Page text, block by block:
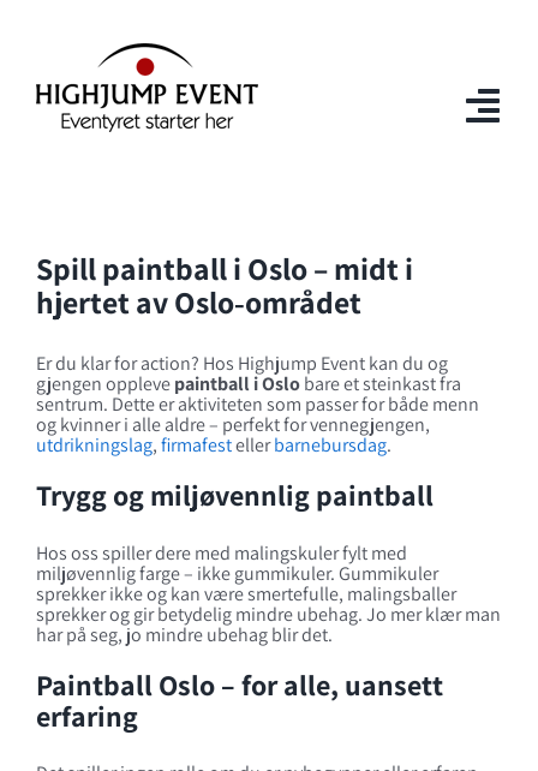
content
AT
Lasertag
Paintball
Barnebursdag
Bedrift
Utdrikningslag
Spill paintball i Oslo – midt i
hjertet av Oslo‑området
Er du klar for action? Hos Highjump Event kan du og
gjengen opplevepaintball i Oslobare et steinkast fra
sentrum. Dette er aktiviteten som passer for både menn
og kvinner i alle aldre – perfekt for vennegjengen,
utdrikningslag,firmafestellerbarnebursdag.
Trygg og miljøvennlig paintball
Hos oss spiller dere med malingskuler fylt med
miljøvennlig farge – ikke gummikuler. Gummikuler
sprekker ikke og kan være smertefulle, malingsballer
sprekker og gir betydelig mindre ubehag. Jo mer klær man
har på seg, jo mindre ubehag blir det.
Paintball Oslo – for alle, uansett
erfaring